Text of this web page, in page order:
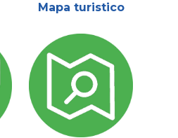
Mapa turistico